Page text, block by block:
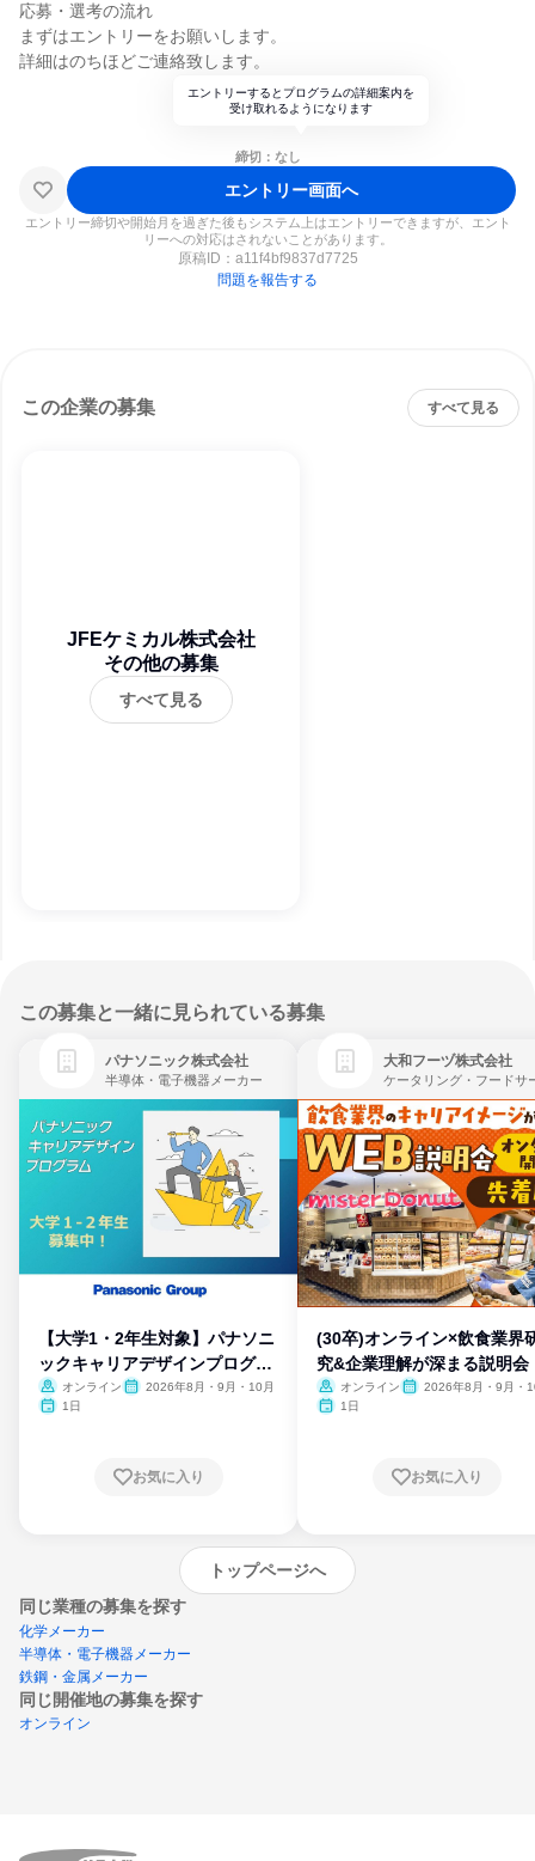
応募・選考の流れ
まずはエントリーをお願いします。
詳細はのちほどご連絡致します。
エントリーするとプログラムの詳細案内を
受け取れるようになります
締切：なし
エントリー画面へ
エントリー締切や開始月を過ぎた後もシステム上はエントリーできますが、エント
リーへの対応はされないことがあります。
原稿ID： a11f4bf9837d7725
問題を報告する
この企業の募集 すべて見る
JFEケミカル株式会社
その他の募集
すべて見る
この募集と一緒に見られている募集
パナソニック株式会社
半導体・電子機器メーカー
【大学1・2年生対象】パナソニ
ックキャリアデザインプログラ
ム
オンライン
2026年8月・9月・10月
1日
お気に入り
大和フーヅ株式会社
(30卒)オンライン×飲食業界
究&企業理解が深まる説明会
オンライン
2026年8月・9月・
1日
お気に入り
トップページへ
同じ業種の募集を探す
化学メーカー
半導体・電子機器メーカー
鉄鋼・金属メーカー
同じ開催地の募集を探す
オンライン